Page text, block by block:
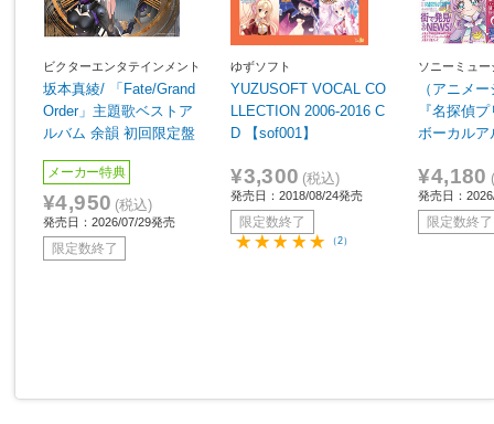
ビクターエンタテインメント
坂本真綾/ 「Fate/Grand
Order」主題歌ベストア
ルバム 余韻 初回限定盤
メーカー特典
¥4,950 (税込)
発売日：2026/07/29発売
限定数終了
ゆずソフト
YUZUSOFT VOCAL CO
LLECTION 2006-2016 C
D 【sof001】
¥3,300 (税込)
発売日：2018/08/24発売
限定数終了
（2）
ソニーミュ
ィング
（アニメ
『名探偵
ボーカルア
¥4,180
発売日：
限定数終了